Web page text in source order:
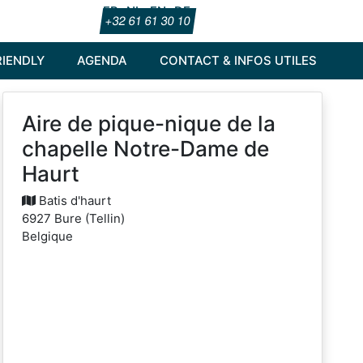
FR NL EN DE
+32 61 61 30 10
AGENDA CONTACT & INFOS UTILES
Aire de pique-nique de la
chapelle Notre-Dame de
Haurt
Batis d'haurt
6927 Bure (Tellin)
Belgique